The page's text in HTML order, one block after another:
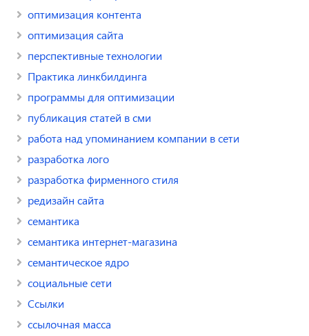
оптимизация контента
оптимизация сайта
перспективные технологии
Практика линкбилдинга
программы для оптимизации
публикация статей в сми
работа над упоминанием компании в сети
разработка лого
разработка фирменного стиля
редизайн сайта
семантика
семантика интернет-магазина
семантическое ядро
социальные сети
Ссылки
ссылочная масса